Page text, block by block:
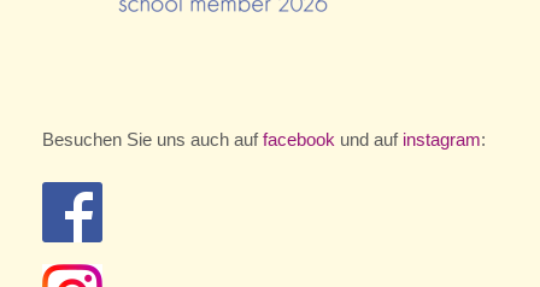
Besuchen Sie uns auch auffacebook und auf instagram: